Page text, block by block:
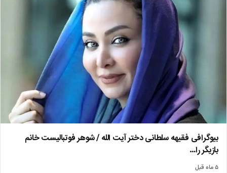
بیوگرافی فقیهه سلطانی دختر آیت الله / شوهر فوتبالیست خانم
بازیگر را…
۵ ماه قبل